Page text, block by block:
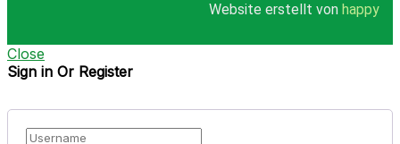
Website erstellt von happy
Close
Sign in Or Register